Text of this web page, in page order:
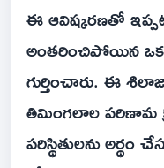
ఈ ఆవిష్కరణతో
అంతరించిపోయిన
గుర్తించారు. ఈ
తిమింగలాల పరిణామ
పరిస్థితులను